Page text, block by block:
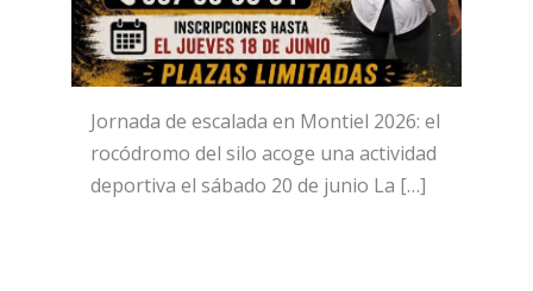
Jornada de escalada en Montiel 2026: el
rocódromo del silo acoge una actividad
deportiva el sábado 20 de junio La […]